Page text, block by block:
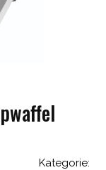
Kategorie: